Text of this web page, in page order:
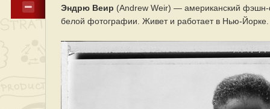
Эндрю Веир (Andrew Weir) — американский
белой фотографии. Живет и работает в Нью-Йорке.